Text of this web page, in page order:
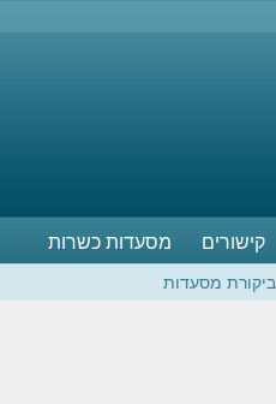
קישורים מסעדות כשרות
ביקורת מסעדות